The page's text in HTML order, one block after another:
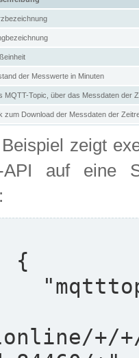
der Messwerte in Minuten
MQTT-Topic, über das Messdaten der
zum Download der Messdaten der
zeigt
auf eine
+/